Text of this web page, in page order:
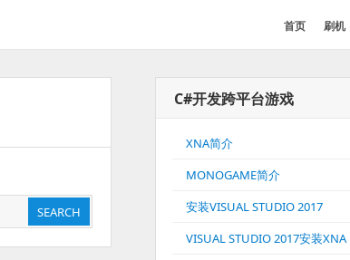
首页 刷机
SEARCH
C#开发跨平台游戏
XNA简介
MONOGAME简介
安装VISUAL STUDIO 2017
VISUAL STUDIO 2017安装XNA